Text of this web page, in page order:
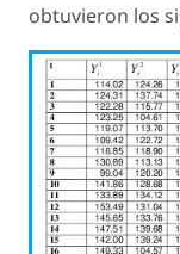
obtuvieron los